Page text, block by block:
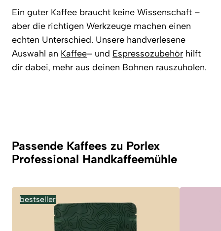
Ein guter Kaffee braucht keine Wissenschaft –
aber die richtigen Werkzeuge machen einen
echten Unterschied. Unsere handverlesene
Auswahl an Kaffee– und Espressozubehör hilft
dir dabei, mehr aus deinen Bohnen rauszuholen.
Passende Kaffees zu Porlex
Professional Handkaffeemühle
bestseller